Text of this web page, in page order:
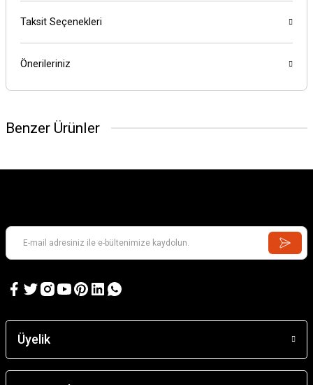
Taksit Seçenekleri
Önerileriniz
Benzer Ürünler
Kill Team: Terror on Devlan
Üyelik